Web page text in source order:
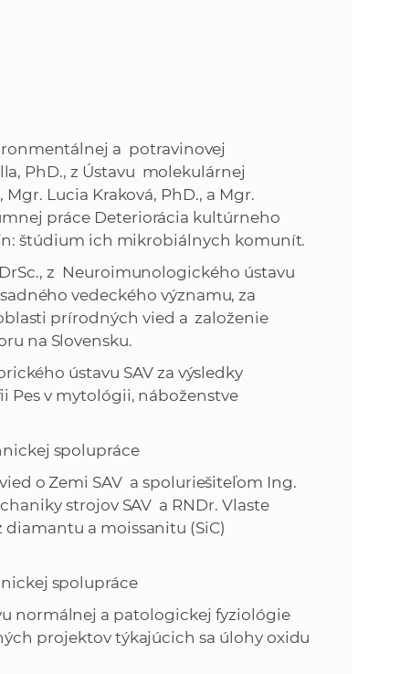
a potravinovej
PhD., z Ústavu molekulárnej
Lucia Kraková, PhD., a Mgr.
práce Deteriorácia kultúrneho
štúdium ich mikrobiálnych komunít.
z Neuroimunologického ústavu
vedeckého významu, za
prírodných vied a založenie
na Slovensku.
ústavu SAV za výsledky
Pes v mytológii, náboženstve
spolupráce
o Zemi SAV a spoluriešiteľom Ing.
strojov SAV a RNDr. Vlaste
diamantu a moissanitu (SiC)
spolupráce
a patologickej fyziológie
projektov týkajúcich sa úlohy oxidu